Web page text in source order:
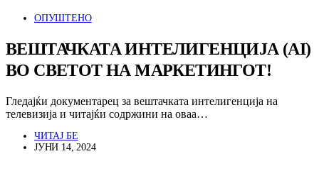
ОПУШТЕНО
ВЕШТАЧКАТА ИНТЕЛИГЕНЦИЈА (AI)
ВО СВЕТОТ НА МАРКЕТИНГОТ!
Гледајќи документарец за вештачката интелигенција на
телевизија и читајќи содржини на оваа…
ЧИТАЈ БЕ
ЈУНИ 14, 2024